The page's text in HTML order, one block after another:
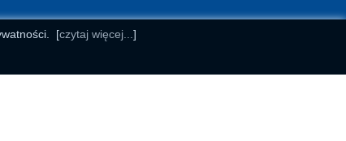
[czytaj więcej... ]